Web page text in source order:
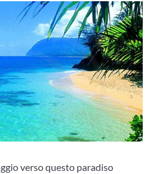
verso questo paradiso